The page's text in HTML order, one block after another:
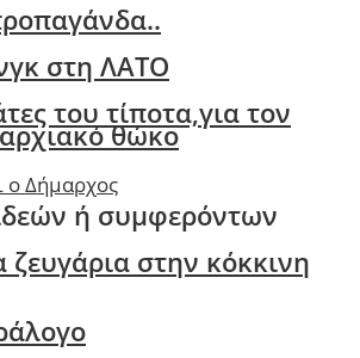
στη ΛΑΤΟ
του τίποτα,για τον
θώκο
ο Δήμαρχος
ή συμφερόντων
στην κόκκινη